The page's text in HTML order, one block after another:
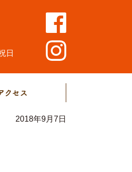
日
クセス
2018年9月7日